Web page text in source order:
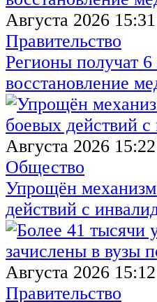
Августа 2026 15:31
Правительство
Регионы получат
восстановление
Августа 2026 15:22
Общество
Упрощён механизм
действий с
Августа 2026 15:12
Правительство